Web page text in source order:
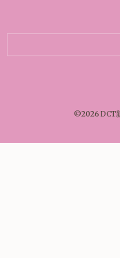
©2026 DCT